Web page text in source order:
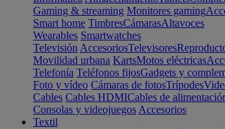
Gaming & streaming Monitores gaming
Smart home TimbresCámarasAltavoces
Wearables Smartwatches
Televisión AccesoriosTelevisores
Movilidad urbana KartsMotos eléctricas
Telefonía Teléfonos fijosGadgets y
Foto y vídeo Cámaras de fotosTrípodes
Cables Cables HDMICables de
Consolas y videojuegos Accesorios
Textil